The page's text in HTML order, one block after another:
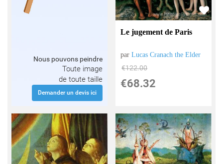
Nous pouvons peindre
Toute image
de toute taille
Demander un devis ici
Le jugement de Paris
parLucas Cranach the Elder
€122.00
€68.32